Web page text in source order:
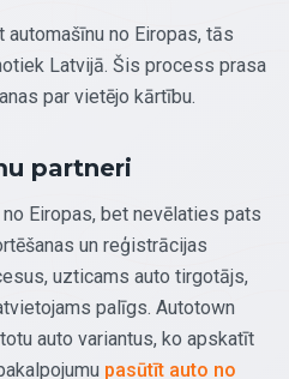
no Eiropas, tās
Latvijā. Šis process prasa
par vietējo kārtību.
partneri
Eiropas, bet nevēlaties pats
un reģistrācijas
uzticams auto tirgotājs,
palīgs. Autotown
auto variantus, ko apskatīt
pasūtīt auto no